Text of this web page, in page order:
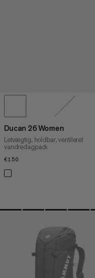
Ducan 26 Women
Letvægtig, holdbar, ventileret
vandredagpack
€150